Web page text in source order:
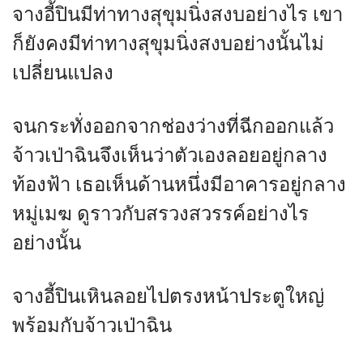
จางอี้ปินมีท่าทางสุขุมนิ่งสงบอย่างไร เขา
ก็ยังคงมีท่าทางสุขุมนิ่งสงบอย่างนั้นไม่
เปลี่ยนแปลง
จนกระทั่งออกจากช่องว่างที่ฉีกออกแล้ว
จ้าวเป่าฉินจึงเห็นว่าตัวเองลอยอยู่กลาง
ท้องฟ้า เธอเห็นด้านหนึ่งมีอาคารอยู่กลาง
หมู่เมฆ ดูราวกับสรวงสวรรค์อย่างไร
อย่างนั้น
จางอี้ปินเหินลอยไปตรงหน้าประตูใหญ่
พร้อมกับจ้าวเป่าฉิน